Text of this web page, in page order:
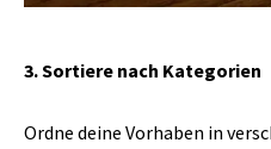
3. Sortiere nach Kategorien
Ordne deine Vorhaben in